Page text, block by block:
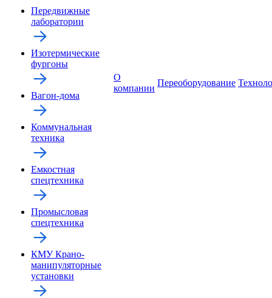
Передвижные
лаборатории
Изотермические
фургоны
Вагон-дома
Коммунальная
техника
Емкостная
спецтехника
Промысловая
спецтехника
КМУ Крано-
манипуляторные
установки
О
компании
Переоборудование